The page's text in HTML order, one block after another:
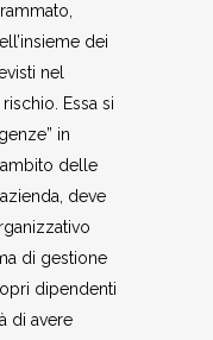
dei
nel
Essa si
in
delle
deve
di gestione
dipendenti
di avere